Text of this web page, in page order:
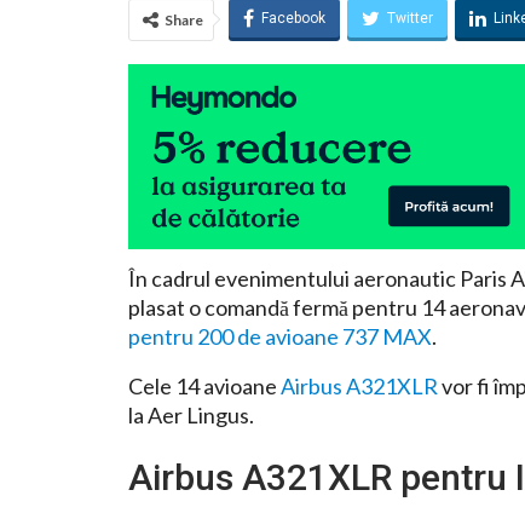
Share Facebook Twitter
În cadrul evenimentului aeronautic Paris
plasat o comandă fermă pentru 14
pentru 200 de avioane 737 MAX.
Cele 14 avioaneAirbus A321XLRvor fi
la Aer Lingus.
Airbus A321XLR pentru